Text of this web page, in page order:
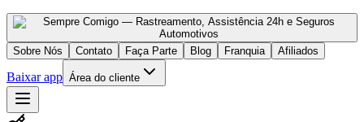
Sobre Nós Contato Faça Parte Blog Franquia Afiliados
Baixar app Área do cliente